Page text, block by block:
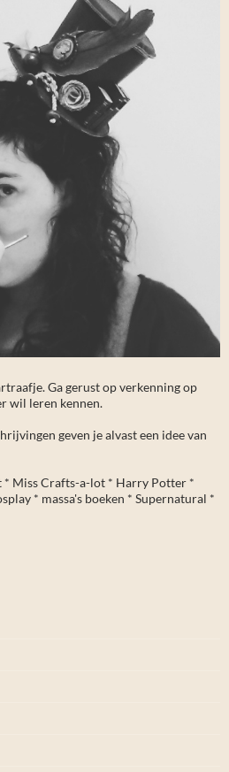
Ga gerust op verkenning op
wil leren kennen.
geven je alvast een idee van
* Miss Crafts-a-lot * Harry Potter *
* massa's boeken * Supernatural *